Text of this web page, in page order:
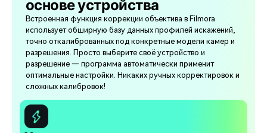
основе устройства
Встроенная функция коррекции объектива в Filmora
использует обширную базу данных профилей искажений,
точно откалиброванных под конкретные модели камер и
разрешения. Просто выберите своё устройство и
разрешение — программа автоматически применит
оптимальные настройки. Никаких ручных корректировок и
сложных калибровок!